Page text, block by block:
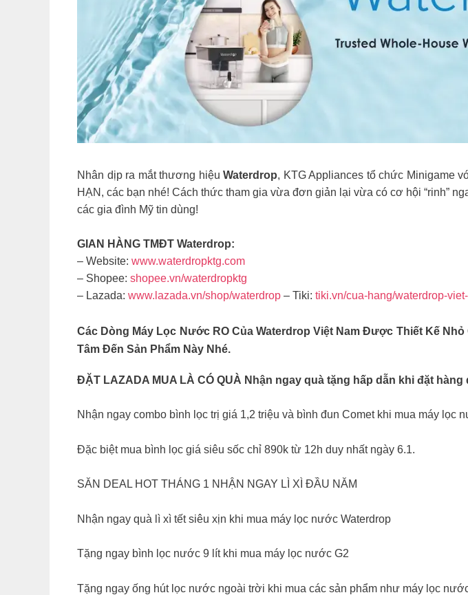
Nhân dịp ra mắt thương hiệuWaterdrop, KTG Appliances tổ chức Minigame
HẠN, các bạn nhé! Cách thức tham gia vừa đơn giản lại vừa có cơ hội “rinh”
các gia đình Mỹ tin dùng!
GIAN HÀNG TMĐT Waterdrop:
– Website: www.waterdropktg.com
– Shopee: shopee.vn/waterdropktg
– Lazada: www.lazada.vn/shop/waterdrop – Tiki: tiki.vn/cua-hang/waterdrop-
Các Dòng Máy Lọc Nước RO Của Waterdrop Việt Nam Được Thiết Kế
Tâm Đến Sản Phẩm Này Nhé.
ĐẶT LAZADA MUA LÀ CÓ QUÀ Nhận ngay quà tặng hấp dẫn khi đặt hàng
Nhận ngay combo bình lọc trị giá 1,2 triệu và bình đun Comet khi mua máy lọc
Đặc biệt mua bình lọc giá siêu sốc chỉ 890k từ 12h duy nhất ngày 6.1.
SĂN DEAL HOT THÁNG 1 NHẬN NGAY LÌ XÌ ĐẦU NĂM
Nhận ngay quà lì xì tết siêu xịn khi mua máy lọc nước Waterdrop
Tặng ngay bình lọc nước 9 lít khi mua máy lọc nước G2
Tặng ngay ống hút lọc nước ngoài trời khi mua các sản phẩm như máy lọc